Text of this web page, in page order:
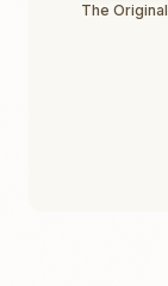
The Original